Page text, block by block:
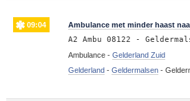
09:04 Ambulance met minder haast
A2 Ambu 08122 -
Ambulance - Gelderland Zuid
Gelderland - Geldermalsen-